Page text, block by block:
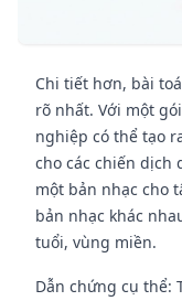
Chi tiết hơn, bài
rõ nhất. Với một
nghiệp có thể tạo
cho các chiến dịch
một bản nhạc cho
bản nhạc khác
tuổi, vùng miền.
Dẫn chứng cụ thể: